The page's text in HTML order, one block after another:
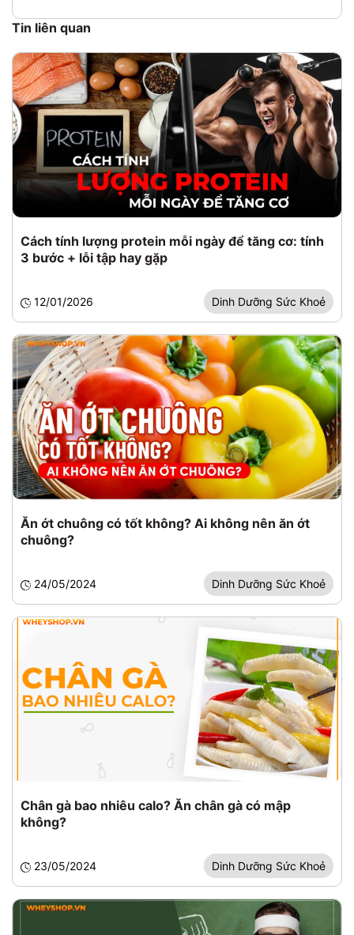
Tin liên quan
Cách tính lượng protein mỗi ngày để tăng cơ: tính
3 bước + lỗi tập hay gặp
12/01/2026 Dinh Dưỡng Sức Khoẻ
Ăn ớt chuông có tốt không? Ai không nên ăn ớt
chuông?
24/05/2024 Dinh Dưỡng Sức Khoẻ
Chân gà bao nhiêu calo? Ăn chân gà có mập
không?
23/05/2024 Dinh Dưỡng Sức Khoẻ